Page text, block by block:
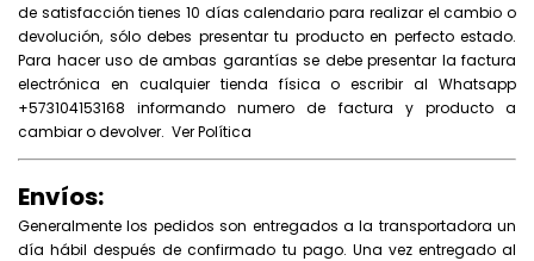
de satisfacción tienes 10 días calendario para realizar el cambio o
devolución, sólo debes presentar tu producto en perfecto estado.
Para hacer uso de ambas garantías se debe presentar la factura
electrónica en cualquier tienda física o escribir al Whatsapp
+573104153168 informando numero de factura y producto a
cambiar o devolver. Ver Política
Envíos:
Generalmente los pedidos son entregados a la transportadora un
día hábil después de confirmado tu pago. Una vez entregado al